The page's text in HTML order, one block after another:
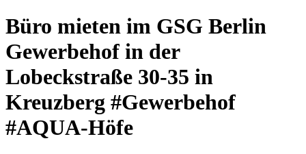
Büro mieten im GSG Berlin
Gewerbehof in der
Lobeckstraße 30-35 in
Kreuzberg #Gewerbehof
#AQUA-Höfe